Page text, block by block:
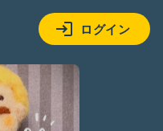
ログイン